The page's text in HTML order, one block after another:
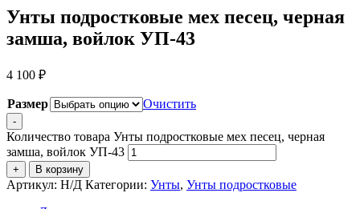
Унты подростковые мех песец, черная
замша, войлок УП-43
4 100 ₽
Размер Очистить
-
Количество товара Унты подростковые мех песец, черная
замша, войлок УП-43
+ В корзину
Артикул: Н/Д Категории: Унты, Унты подростковые